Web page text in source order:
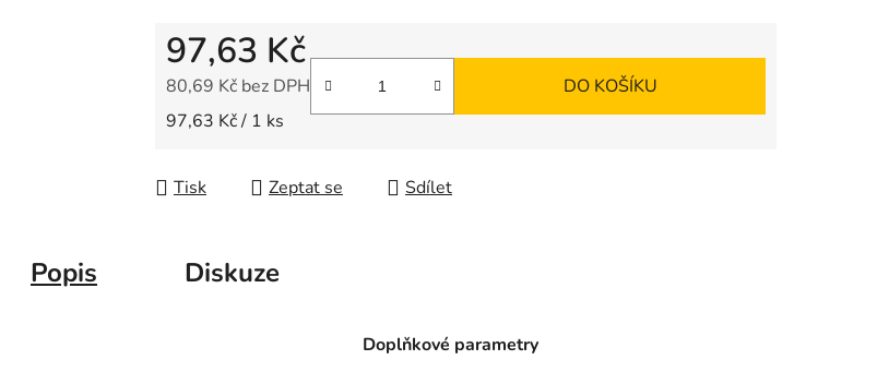
97,63 Kč
80,69 Kč bez DPH
Měrná cena:
97,63 Kč / 1 ks
DO KOŠÍKU
Tisk Zeptat se Sdílet
Popis Diskuze
Doplňkové parametry